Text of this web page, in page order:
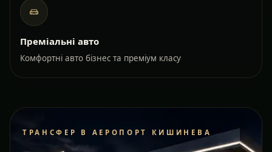
Преміальні авто
Комфортні авто бізнес та преміум класу
ТРАНСФЕР В АЕРОПОРТ КИШИНЕВА